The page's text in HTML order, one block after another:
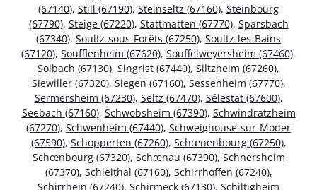
(67140), Still (67190), Steinseltz (67160), Steinbourg
(67790), Steige (67220), Stattmatten (67770), Sparsbach
(67340), Soultz-sous-Forêts (67250), Soultz-les-Bains
(67120), Soufflenheim (67620), Souffelweyersheim (67460),
Solbach (67130), Singrist (67440), Siltzheim (67260),
Siewiller (67320), Siegen (67160), Sessenheim (67770),
Sermersheim (67230), Seltz (67470), Sélestat (67600),
Seebach (67160), Schwobsheim (67390), Schwindratzheim
(67270), Schwenheim (67440), Schweighouse-sur-Moder
(67590), Schopperten (67260), Schœnenbourg (67250),
Schœnbourg (67320), Schœnau (67390), Schnersheim
(67370), Schleithal (67160), Schirrhoffen (67240),
Schirrhein (67240), Schirmeck (67130), Schiltigheim